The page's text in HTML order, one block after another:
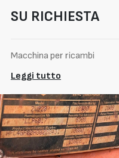
SU RICHIESTA
Macchina per ricambi
Leggi tutto